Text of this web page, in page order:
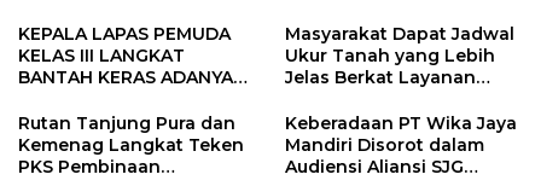
Kembali Diakui
KEPALA LAPAS PEMUDA
KELAS III LANGKAT
BANTAH KERAS ADANYA
SELALU DITUTUPI
TENTANG SINDIKAT
PENIPU PENJUALAN EMAS
Masyarakat Dapat Jadwal
Ukur Tanah yang Lebih
Jelas Berkat Layanan
Rutan Tanjung Pura dan
Kemenag Langkat Teken
PKS Pembinaan
Keberadaan PT Wika Jaya
Mandiri Disorot dalam
Audiensi Aliansi SJG